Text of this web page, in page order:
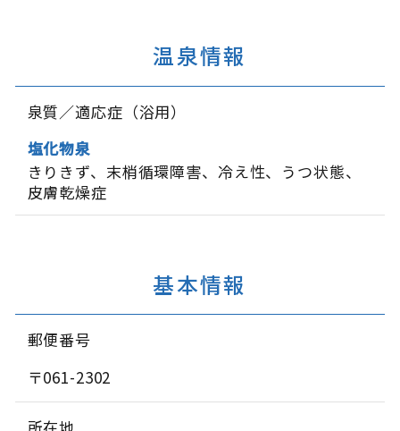
温泉情報
泉質／適応症（浴用）
塩化物泉
きりきず
末梢循環障害 冷え性
うつ状態
皮膚乾燥症
基本情報
郵便番号
〒061-2302